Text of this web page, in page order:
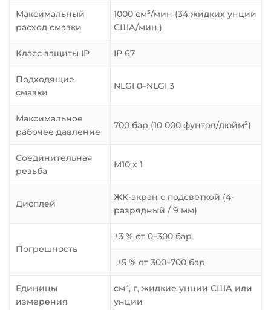
Максимальный
расход смазки
1000 см³/мин (34 жидких унции
США/мин.)
Класс защиты IP IP 67
Подходящие
смазки
NLGI 0–NLGI 3
Максимальное
рабочее давление
700 бар (10 000 фунтов/дюйм²)
Соединительная
резьба
M10 x 1
Дисплей
ЖК-экран с подсветкой (4-
разрядный / 9 мм)
Погрешность
±3 % от 0–300 бар
±5 % от 300–700 бар
Единицы
измерения
см³, г, жидкие унции США или
унции